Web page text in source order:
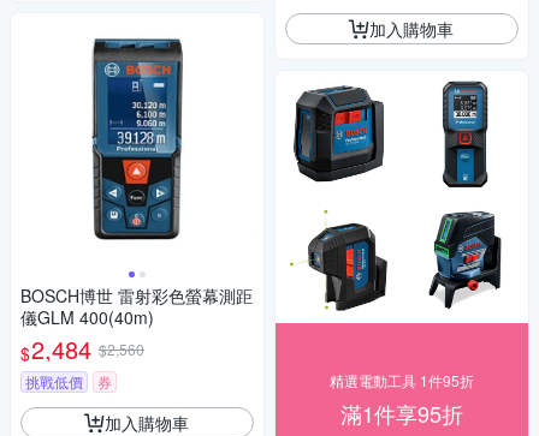
BOSCH博世 雷射彩色螢幕測距
儀GLM 400(40m)
$2,484 $2,560
挑戰低價
券
加入購物車
加入購物車
精選電動工具 1件95折
滿1件享95折